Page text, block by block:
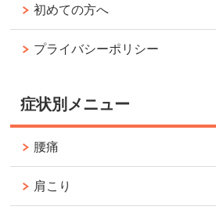
初めての方へ
プライバシーポリシー
症状別メニュー
腰痛
肩こり